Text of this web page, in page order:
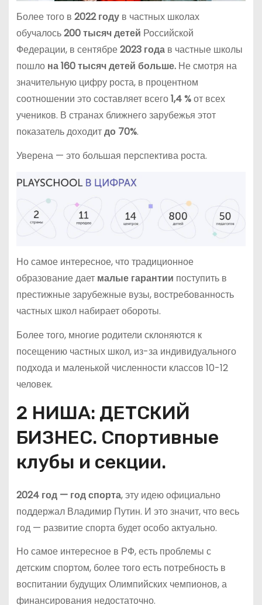
Более того в 2022 годув частных школах
обучалось200 тысяч детей Российской
Федерации, в сентябре2023 годав частные школы
пошло на 160 тысяч детей больше.Не смотря на
значительную цифру роста, в процентном
соотношении это составляет всего1,4 %от всех
учеников. В странах ближнего зарубежья этот
показатель доходитдо 70%.
Уверена — это большая перспектива роста.
Но самое интересное, что традиционное
образование дает малые гарантии поступить в
престижные зарубежные вузы, востребованность
частных школ набирает обороты.
Более того, многие родители склоняются к
посещению частных школ, из-за индивидуального
подхода и маленькой численности классов 10-12
человек.
2 НИША: ДЕТСКИЙ
БИЗНЕС. Спортивные
клубы и секции.
2024 год — год спорта, эту идею официально
поддержал Владимир Путин. И это значит, что весь
год — развитие спорта будет особо актуально.
Но самое интересное в РФ, есть проблемы с
детским спортом, более того есть потребность в
воспитании будущих Олимпийских чемпионов, а
финансирования недостаточно.